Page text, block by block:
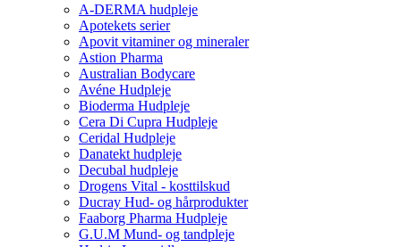
A-DERMA hudpleje
Apotekets serier
Apovit vitaminer og mineraler
Astion Pharma
Australian Bodycare
Avéne Hudpleje
Bioderma Hudpleje
Cera Di Cupra Hudpleje
Ceridal Hudpleje
Danatekt hudpleje
Decubal hudpleje
Drogens Vital - kosttilskud
Ducray Hud- og hårprodukter
Faaborg Pharma Hudpleje
G.U.M Mund- og tandpleje